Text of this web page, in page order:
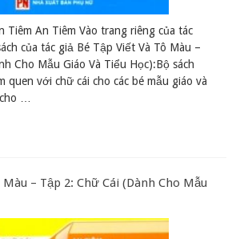
Tiêm An Tiêm Vào trang riêng của tác
của tác giả Bé Tập Viết Và Tô Màu –
Cho Mẫu Giáo Và Tiểu Học):Bộ sách
quen với chữ cái cho các bé mẫu giáo và
…
– Tập 2: Chữ Cái (Dành Cho Mẫu